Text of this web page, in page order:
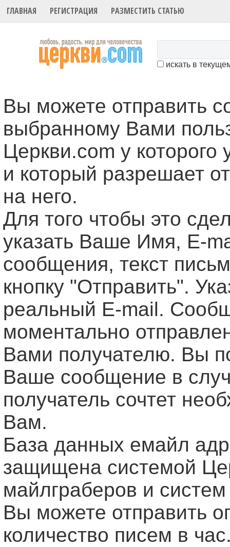
ГЛАВНАЯ РЕГИСТРАЦИЯ РАЗМЕСТИТЬ СТАТЬЮ
искать в
Вы можете отправить
выбранному Вами
Церкви.com у которого
и который разрешает
на него.
Для того чтобы это
указать Ваше Имя, Е-
сообщения, текст
кнопку "Отправить".
реальный E-mail.
моментально
Вами получателю. Вы
Ваше сообщение в
получатель сочтет
Вам.
База данных емайл
защищена системой
майлграберов и
Вы можете отправить
количество писем в